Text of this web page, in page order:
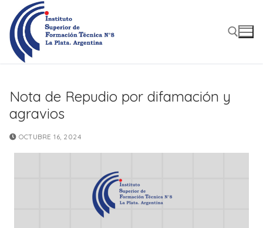
contenido
Nota de Repudio por difamación y
agravios
OCTUBRE 16, 2024